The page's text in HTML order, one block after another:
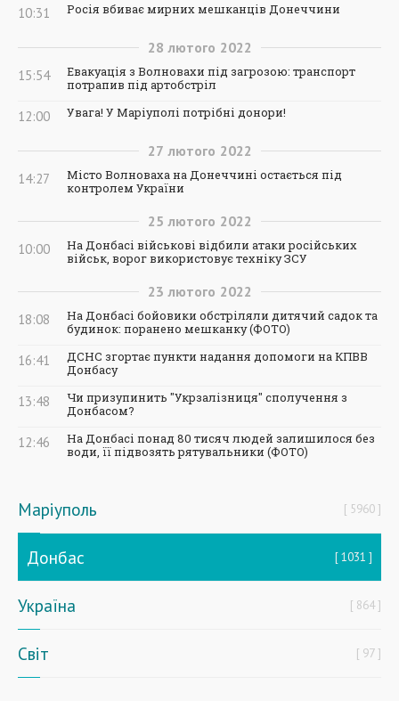
10:31 Росія вбиває мирних мешканців Донеччини
28 лютого 2022
15:54
Евакуація з Волновахи під загрозою: транспорт
потрапив під артобстріл
12:00 Увага! У Маріуполі потрібні донори!
27 лютого 2022
14:27
Місто Волноваха на Донеччині остається під
контролем України
25 лютого 2022
10:00
На Донбасі військові відбили атаки російських
військ, ворог використовує техніку ЗСУ
23 лютого 2022
18:08
На Донбасі бойовики обстріляли дитячий садок та
будинок: поранено мешканку (ФОТО)
16:41
ДСНС згортає пункти надання допомоги на КПВВ
Донбасу
13:48
Чи призупинить "Укрзалізниця" сполучення з
Донбасом?
12:46
На Донбасі понад 80 тисяч людей залишилося без
води, її підвозять рятувальники (ФОТО)
Маріуполь 5960
Донбас 1031
Україна 864
Світ 97